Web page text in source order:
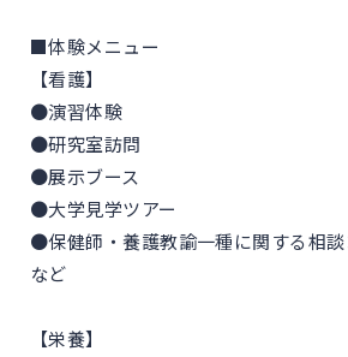
■体験メニュー
【看護】
●演習体験
●研究室訪問
●展示ブース
●大学見学ツアー
●保健師・養護教諭一種に関する相談
など
【栄養】